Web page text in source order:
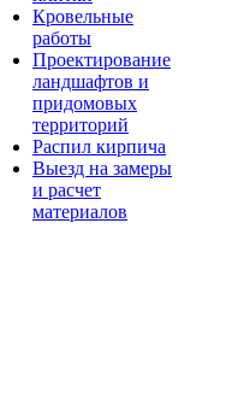
Кровельные
работы
Проектирование
ландшафтов и
придомовых
территорий
Распил кирпича
Выезд на замеры
и расчет
материалов